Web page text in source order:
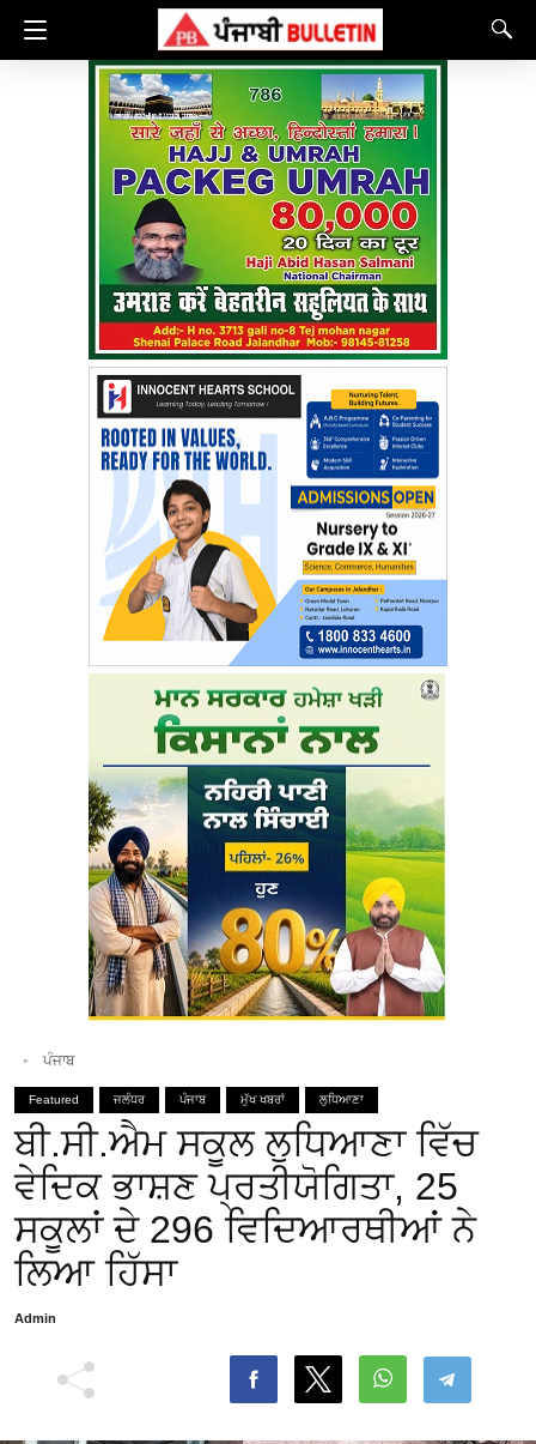
ਪੰਜਾਬ
Featured ਜਲੰਧਰ ਪੰਜਾਬ ਮੁੱਖ ਖਬਰਾਂ ਲੁਧਿਆਣਾ
ਬੀ.ਸੀ.ਐਮ ਸਕੂਲ ਲੁਧਿਆਣਾ ਵਿੱਚ
ਵੇਦਿਕ ਭਾਸ਼ਣ ਪ੍ਰਤੀਯੋਗਿਤਾ, 25
ਸਕੂਲਾਂ ਦੇ 296 ਵਿਦਿਆਰਥੀਆਂ ਨੇ
ਲਿਆ ਹਿੱਸਾ
Admin